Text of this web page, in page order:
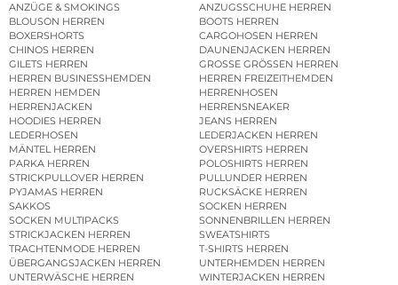
ANZÜGE & SMOKINGS
ANZUGSSCHUHE HERREN
BLOUSON HERREN
BOOTS HERREN
BOXERSHORTS
CARGOHOSEN HERREN
CHINOS HERREN
DAUNENJACKEN HERREN
GILETS HERREN
GROSSE GRÖSSEN HERREN
HERREN BUSINESSHEMDEN
HERREN FREIZEITHEMDEN
HERREN HEMDEN
HERRENHOSEN
HERRENJACKEN
HERRENSNEAKER
HOODIES HERREN
JEANS HERREN
LEDERHOSEN
LEDERJACKEN HERREN
MÄNTEL HERREN
OVERSHIRTS HERREN
PARKA HERREN
POLOSHIRTS HERREN
STRICKPULLOVER HERREN
PULLUNDER HERREN
PYJAMAS HERREN
RUCKSÄCKE HERREN
SAKKOS
SOCKEN HERREN
SOCKEN MULTIPACKS
SONNENBRILLEN HERREN
STRICKJACKEN HERREN
SWEATSHIRTS
TRACHTENMODE HERREN
T-SHIRTS HERREN
ÜBERGANGSJACKEN HERREN
UNTERHEMDEN HERREN
UNTERWÄSCHE HERREN
WINTERJACKEN HERREN